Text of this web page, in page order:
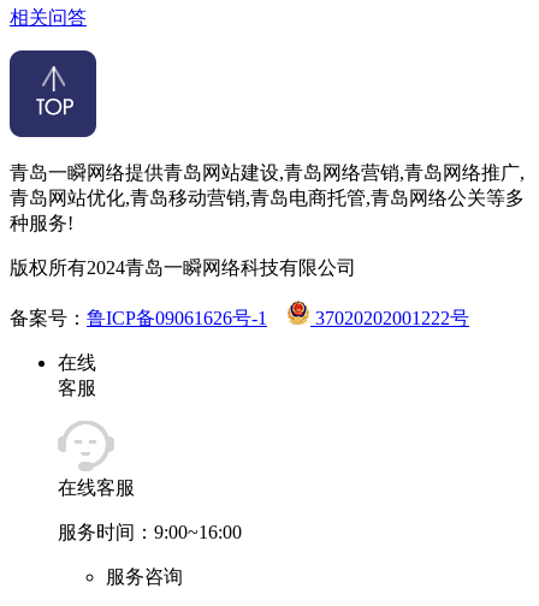
相关问答
青岛一瞬网络提供青岛网站建设,青岛网络营销,青岛网络推广,
青岛网站优化,青岛移动营销,青岛电商托管,青岛网络公关等多
种服务!
版权所有2024青岛一瞬网络科技有限公司
备案号： 鲁ICP备09061626号-1 37020202001222号
在线
客服
在线客服
服务时间：9:00~16:00
服务咨询